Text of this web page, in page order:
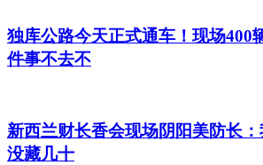
独库公路今天正式通车！现场400
件事不去不
新西兰财长香会现场阴阳美防长
没藏几十